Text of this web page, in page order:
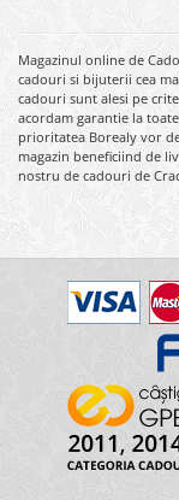
Magazinul online de
cadouri si bijuterii cea
cadouri sunt alesi pe
acordam garantie la
prioritatea Borealy vor
magazin beneficiind de
nostru de cadouri de